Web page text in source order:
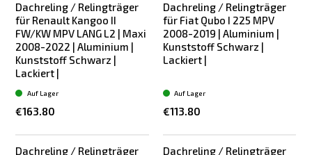
Dachreling / Relingträger
für Renault Kangoo II
FW/KW MPV LANG L2 | Maxi
2008-2022 | Aluminium |
Kunststoff Schwarz |
Lackiert |
€163.80
Auf Lager
Dachreling / Relingträger
für Fiat Qubo I 225 MPV
2008-2019 | Aluminium |
Kunststoff Schwarz |
Lackiert |
€113.80
Auf Lager
Dachreling / Relingträger
Dachreling / Relingträger